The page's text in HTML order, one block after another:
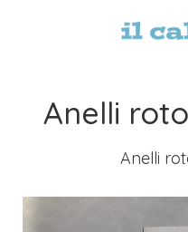
Anelli
Anelli